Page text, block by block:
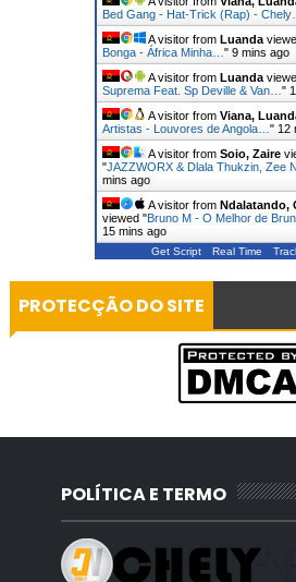
Bed Gang - Hat-Trick (Rap) - Chely…
A visitor from Luanda
Bonga - África Minha… " 9 mins ago
A visitor from Luanda
Suprema Feat. Sp Deville & Van… "
A visitor from Viana,
Artistas - Louvores de Angola… " 12
A visitor from Soio, Zaire
"JAZZWORX & Dlala Thukzin, Zee
mins ago
A visitor from Ndalatando,
viewed "Bruno M - O Melhor de
15 mins ago
Get Script Real Time
PROTECÇÃO DO SITE
POLÍTICA E TERMO